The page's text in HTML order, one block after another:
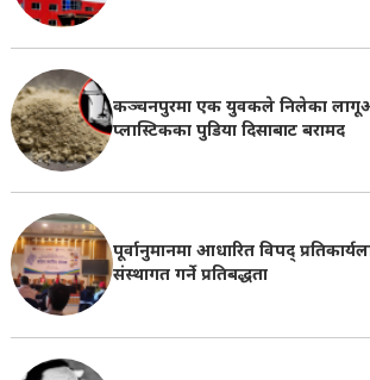
कञ्चनपुरमा एक युवकले निलेका
प्लास्टिकका पुडिया दिसाबाट बरामद
पूर्वानुमानमा आधारित विपद्
संस्थागत गर्ने प्रतिबद्धता